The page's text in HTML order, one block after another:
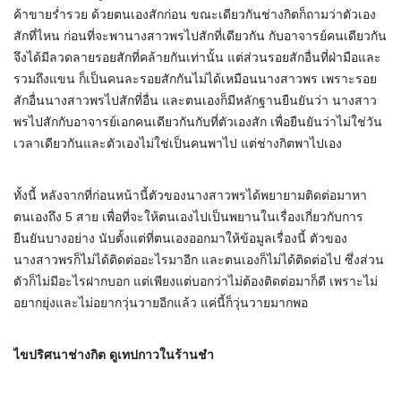
ค้าขายร่ำรวย ด้วยตนเองสักก่อน ขณะเดียวกันช่างกิตก็ถามว่าตัวเอง
สักที่ไหน ก่อนที่จะพานางสาวพรไปสักที่เดียวกัน กับอาจารย์คนเดียวกัน
จึงได้มีลวดลายรอยสักที่คล้ายกันเท่านั้น แต่ส่วนรอยสักอื่นที่ฝ่ามือและ
รวมถึงแขน ก็เป็นคนละรอยสักกันไม่ได้เหมือนนางสาวพร เพราะรอย
สักอื่นนางสาวพรไปสักที่อื่น และตนเองก็มีหลักฐานยืนยันว่า นางสาว
พรไปสักกับอาจารย์เอกคนเดียวกันกับที่ตัวเองสัก เพื่อยืนยันว่าไม่ใช่วัน
เวลาเดียวกันและตัวเองไม่ใช่เป็นคนพาไป แต่ช่างกิตพาไปเอง
ทั้งนี้ หลังจากที่ก่อนหน้านี้ตัวของนางสาวพรได้พยายามติดต่อมาหา
ตนเองถึง 5 สาย เพื่อที่จะให้ตนเองไปเป็นพยานในเรื่องเกี่ยวกับการ
ยืนยันบางอย่าง นับตั้งแต่ที่ตนเองออกมาให้ข้อมูลเรื่องนี้ ตัวของ
นางสาวพรก็ไม่ได้ติดต่ออะไรมาอีก และตนเองก็ไม่ได้ติดต่อไป ซึ่งส่วน
ตัวก็ไม่มีอะไรฝากบอก แต่เพียงแต่บอกว่าไม่ต้องติดต่อมาก็ดี เพราะไม่
อยากยุ่งและไม่อยากวุ่นวายอีกแล้ว แค่นี้ก็วุ่นวายมากพอ
ไขปริศนาช่างกิต ดูเทปกาวในร้านชำ